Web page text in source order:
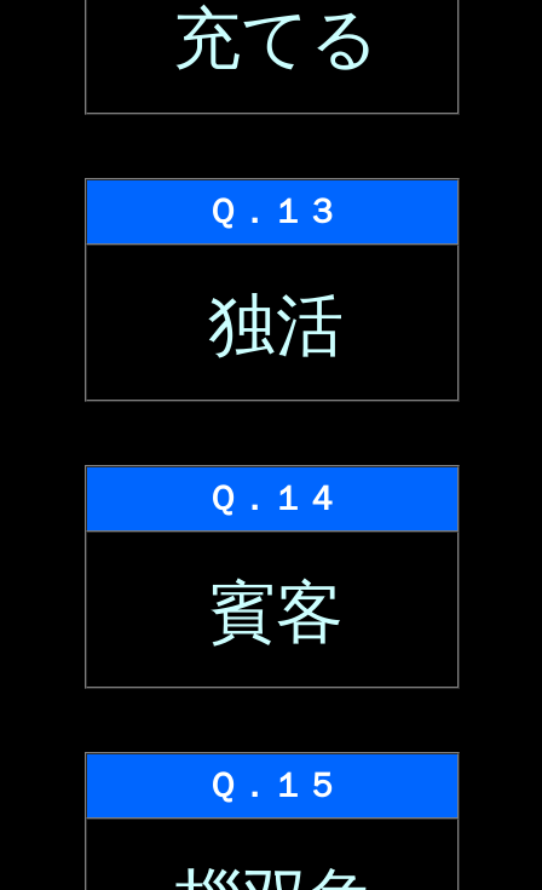
充てる
Ｑ．１３
独活
Ｑ．１４
賓客
Ｑ．１５